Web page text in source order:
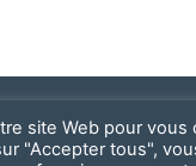
site Web pour
"Accepter tous",